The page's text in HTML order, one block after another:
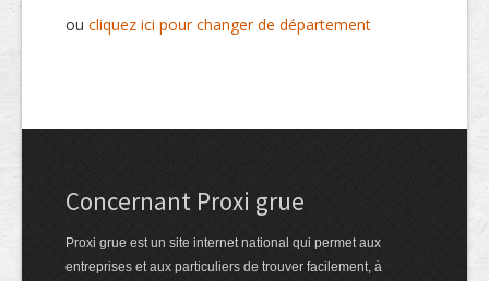
ou cliquez ici pour changer de département
Concernant Proxi grue
Proxi grue est un site internet national qui permet aux
entreprises et aux particuliers de trouver facilement, à